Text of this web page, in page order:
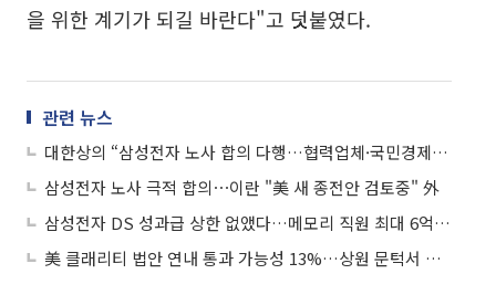
을 위한 계기가 되길 바란다"고 덧붙였다.
관련 뉴스
대한상의 “삼성전자 노사 합의 다행…협력업체·국민경제에 큰 의미”
삼성전자 노사 극적 합의⋯이란 "美 새 종전안 검토중" 外
삼성전자 DS 성과급 상한 없앴다…메모리 직원 최대 6억원 가능
美 클래리티 법안 연내 통과 가능성 13%…상원 문턱서 제동